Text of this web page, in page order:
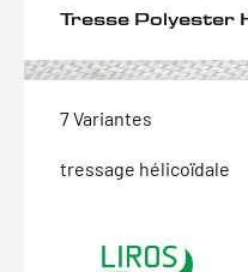
Tresse Polyester
7 Variantes
tressage hélicoïdale